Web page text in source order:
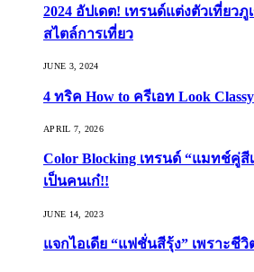
2024 อัปเดต! เทรนด์แต่งตัวเที่ยว
สไตล์การเที่ยว
JUNE 3, 2024
4 ทริค How to ครีเอท Look
APRIL 7, 2026
Color Blocking เทรนด์ “แมทช์คู่สี
เป็นคนเก๋!!
JUNE 14, 2023
แจกไอเดีย “แฟชั่นสีรุ้ง” เพราะชี